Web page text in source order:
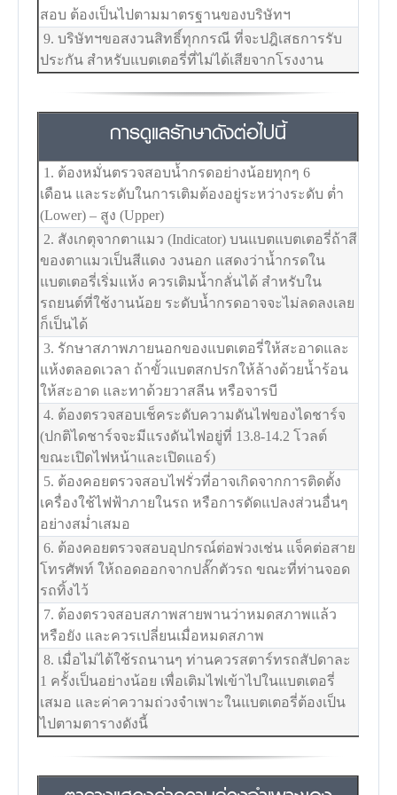
สอบ ต้องเป็นไปตามมาตรฐานของบริษัทฯ
9. บริษัทฯขอสงวนสิทธิ์ทุกกรณี ที่จะปฎิเสธการรับ
ประกัน สำหรับแบตเตอรี่ที่ไม่ได้เสียจากโรงงาน
การดูแลรักษาดังต่อไปนี้
1. ต้องหมั่นตรวจสอบน้ำกรดอย่างน้อยทุกๆ 6
เดือน และระดับในการเติมต้องอยู่ระหว่างระดับ ต่ำ
(Lower) – สูง (Upper)
2. สังเกตุจากตาแมว (Indicator) บนแบตแบตเตอรี่ถ้าสี
ของตาแมวเป็นสีแดง วงนอก แสดงว่าน้ำกรดใน
แบตเตอรี่เริ่มแห้ง ควรเติมน้ำกลั่นได้ สำหรับใน
รถยนต์ที่ใช้งานน้อย ระดับน้ำกรดอาจจะไม่ลดลงเลย
ก็เป็นได้
3. รักษาสภาพภายนอกของแบตเตอรี่ให้สะอาดและ
แห้งตลอดเวลา ถ้าขั้วแบตสกปรกให้ล้างด้วยน้ำร้อน
ให้สะอาด และทาด้วยวาสลีน หรือจารบี
4. ต้องตรวจสอบเช็คระดับความดันไฟของไดชาร์จ
(ปกติไดชาร์จจะมีแรงดันไฟอยู่ที่ 13.8-14.2 โวลต์
ขณะเปิดไฟหน้าและเปิดแอร์)
5. ต้องคอยตรวจสอบไฟรั่วที่อาจเกิดจากการติดตั้ง
เครื่องใช้ไฟฟ้าภายในรถ หรือการดัดแปลงส่วนอื่นๆ
อย่างสม่ำเสมอ
6. ต้องคอยตรวจสอบอุปกรณ์ต่อพ่วงเช่น แจ็คต่อสาย
โทรศัพท์ ให้ถอดออกจากปลั๊กตัวรถ ขณะที่ท่านจอด
รถทิ้งไว้
7. ต้องตรวจสอบสภาพสายพานว่าหมดสภาพแล้ว
หรือยัง และควรเปลี่ยนเมื่อหมดสภาพ
8. เมื่อไม่ได้ใช้รถนานๆ ท่านควรสตาร์ทรถสัปดาละ
1 ครั้งเป็นอย่างน้อย เพื่อเติมไฟเข้าไปในแบตเตอรี่
เสมอ และค่าความถ่วงจำเพาะในแบตเตอรี่ต้องเป็น
ไปตามตารางดังนี้